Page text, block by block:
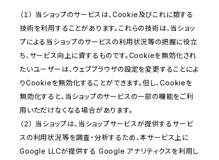
（１） 当ショップのサービスは、Cookie及びこれに類する
技術を利用することがあります。これらの技術は、当ショッ
プによる当ショップのサービスの利用状況等の把握に役立
ち、サービス向上に資するものです。Cookieを無効化され
たいユーザーは、ウェブブラウザの設定を変更することによ
りCookieを無効化することができます。但し、Cookieを
無効化すると、当ショップのサービスの一部の機能をご利
用いただけなくなる場合があります。
（２） 当ショップは、当ショップサービスが提供するサービ
スの利用状況等を調査・分析するため、本サービス上に
Google LLCが提供する Google アナリティクスを利用し